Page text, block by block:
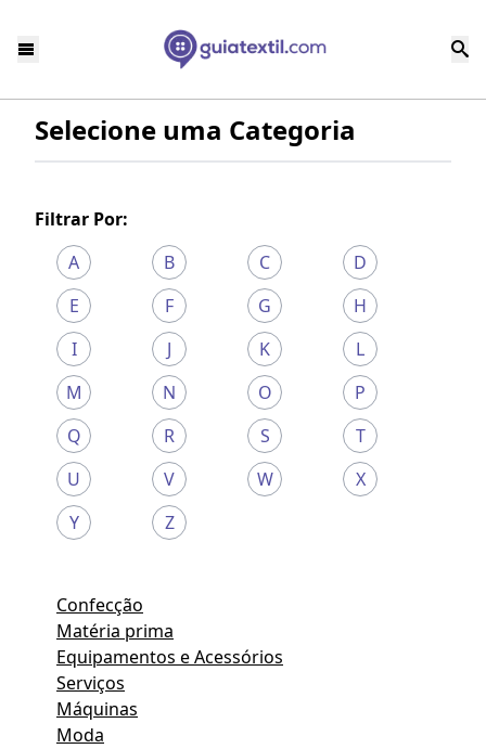
Selecione uma Categoria
Filtrar Por:
A
B C
D
E
F G
H
I
J K
L
M
N O
P
Q
R S
T
U
V W
X
Y
Z
Confecção
Matéria prima
Equipamentos e Acessórios
Serviços
Máquinas
Moda